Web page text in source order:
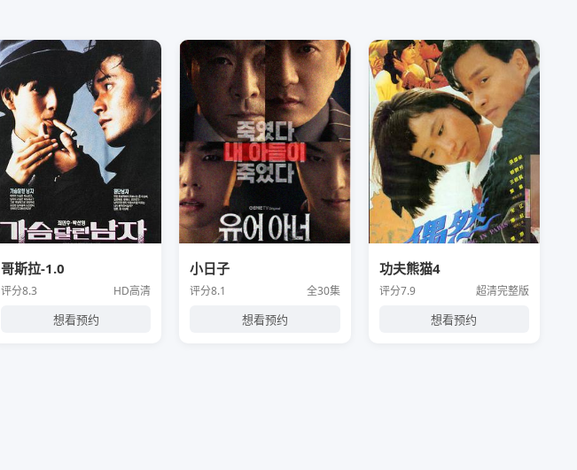
哥斯拉-1.0
评分8.3 HD高清
想看预约
小日子
评分8.1 全30集
想看预约
功夫熊猫4
评分7.9 超清完整版
想看预约